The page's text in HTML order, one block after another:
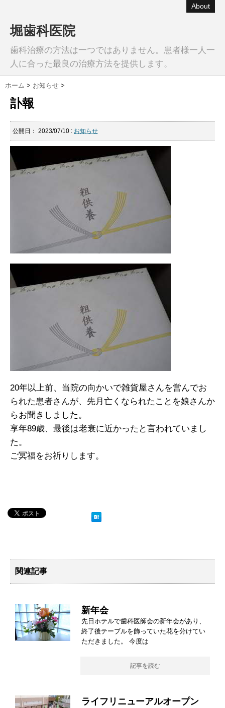
About
堀歯科医院
歯科治療の方法は一つではありません。患者様一人一
人に合った最良の治療方法を提供します。
ホーム > お知らせ >
訃報
公開日： 2023/07/10 : お知らせ
20年以上前、当院の向かいで雑貨屋さんを営んでお
られた患者さんが、先月亡くなられたことを娘さんか
らお聞きしました。
享年89歳、最後は老衰に近かったと言われていまし
た。
ご冥福をお祈りします。
関連記事
新年会
先日ホテルで歯科医師会の新年会があり、
終了後テーブルを飾っていた花を分けてい
ただきました。 今度は
記事を読む
ライフリニューアルオープン